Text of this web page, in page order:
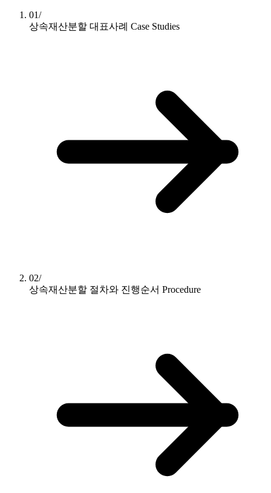
01/
상속재산분할 대표사례 Case Studies
02/
상속재산분할 절차와 진행순서 Procedure